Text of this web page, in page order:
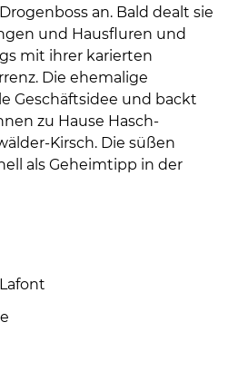
an. Bald dealt sie
und Hausfluren und
mit ihrer karierten
Die ehemalige
Geschäftsidee und backt
zu Hause Hasch-
Kirsch. Die süßen
als Geheimtipp in der